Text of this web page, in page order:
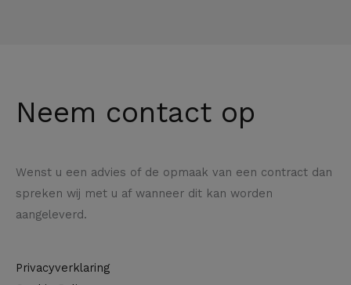
Neem contact op
Wenst u een advies of de opmaak van een contract dan
spreken wij met u af wanneer dit kan worden
aangeleverd.
Privacyverklaring